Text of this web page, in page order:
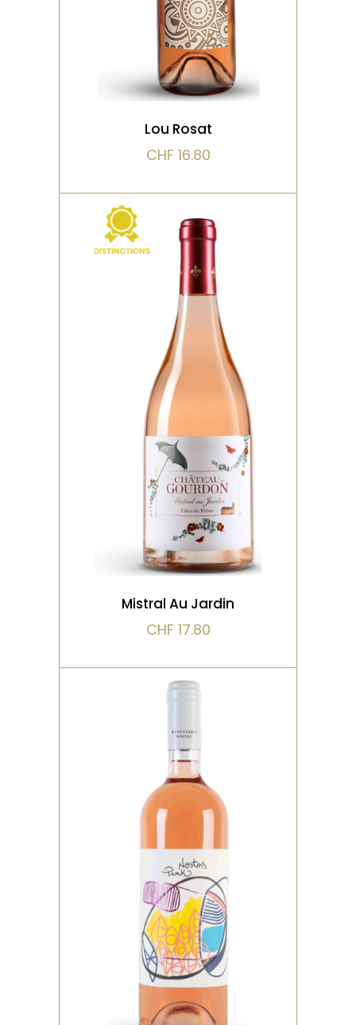
VOIR LE PRODUIT
Lou Rosat
CHF 16.80
DISTINCTIONS
Délivre une explosion
d'arômes de pétales de
rose avec une minéralité
croquante chargée de not
VOIR LE PRODUIT
Mistral Au Jardin
CHF 17.80
Couleur rose vif. Nez intense
aux arômes de bonbon à la
fraise, de grenadine et de
rose. Vin mi-co
VOIR LE PRODUIT